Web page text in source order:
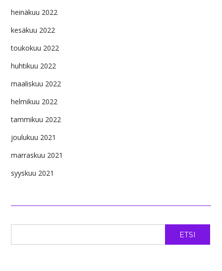
heinäkuu 2022
kesäkuu 2022
toukokuu 2022
huhtikuu 2022
maaliskuu 2022
helmikuu 2022
tammikuu 2022
joulukuu 2021
marraskuu 2021
syyskuu 2021
ETSI